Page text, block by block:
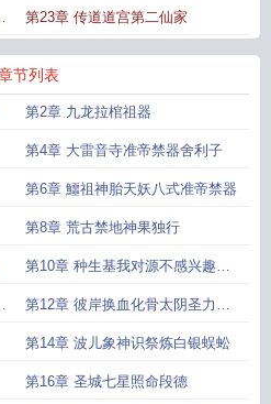
第23章 传道道宫第二仙家
节列表
第2章 九龙拉棺祖器
第4章 大雷音寺准帝禁器舍利子
第6章 鱷祖神胎天妖八式准帝禁器
第8章 荒古禁地神果独行
第10章 种生基我对源不感兴趣神
桥
第12章 彼岸换血化骨太阴圣力破
入道宫的左道之术
第14章 波儿象神识祭炼白银蜈蚣
第16章 圣城七星照命段德